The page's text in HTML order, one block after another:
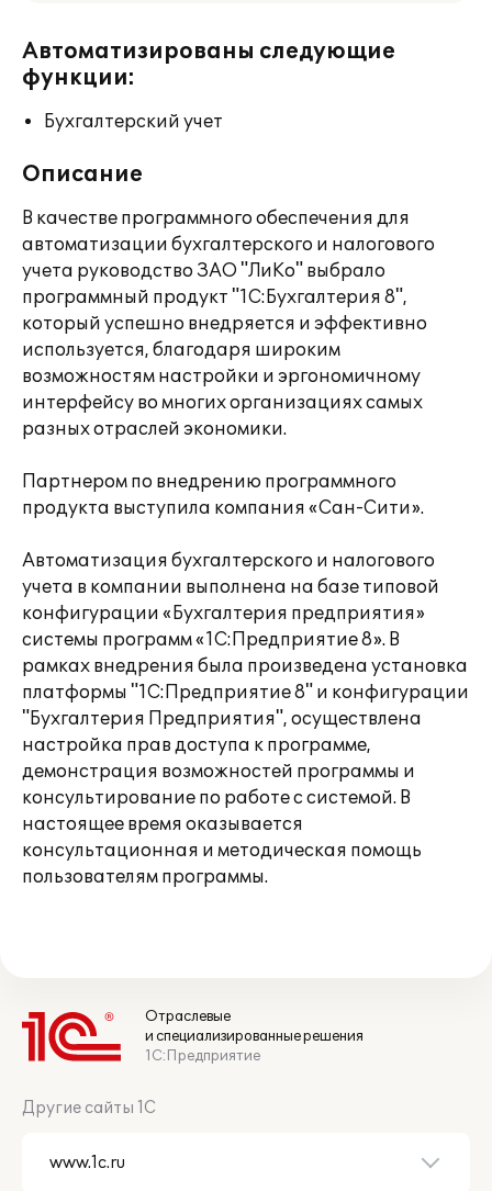
Автоматизированы следующие
функции:
Бухгалтерский учет
Описание
В качестве программного обеспечения для
автоматизации бухгалтерского и налогового
учета руководство ЗАО "ЛиКо" выбрало
программный продукт "1С:Бухгалтерия 8",
который успешно внедряется и эффективно
используется, благодаря широким
возможностям настройки и эргономичному
интерфейсу во многих организациях самых
разных отраслей экономики.
Партнером по внедрению программного
продукта выступила компания «Сан-Сити».
Автоматизация бухгалтерского и налогового
учета в компании выполнена на базе типовой
конфигурации «Бухгалтерия предприятия»
системы программ «1С:Предприятие 8». В
рамках внедрения была произведена установка
платформы "1С:Предприятие 8" и конфигурации
"Бухгалтерия Предприятия", осуществлена
настройка прав доступа к программе,
демонстрация возможностей программы и
консультирование по работе с системой. В
настоящее время оказывается
консультационная и методическая помощь
пользователям программы.
Отраслевые
и специализированные решения
1С:Предприятие
Другие сайты 1С